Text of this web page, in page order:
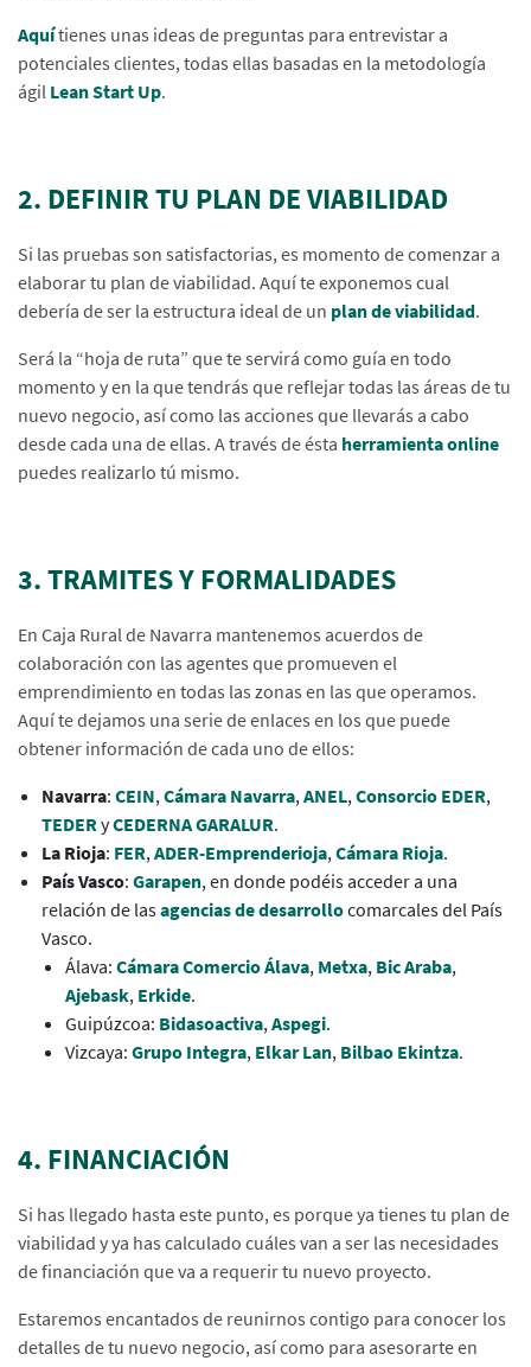
Aquítienes unas ideas de preguntas para entrevistar a
potenciales clientes, todas ellas basadas en la metodología
ágil Lean Start Up.
2. DEFINIR TU PLAN DE VIABILIDAD
Si las pruebas son satisfactorias, es momento de comenzar a
elaborar tu plan de viabilidad. Aquí te exponemos cual
debería de ser la estructura ideal de un plan de viabilidad.
Será la “hoja de ruta” que te servirá como guía en todo
momento y en la que tendrás que reflejar todas las áreas de tu
nuevo negocio, así como las acciones que llevarás a cabo
desde cada una de ellas. A través de ésta herramienta online
puedes realizarlo tú mismo.
3. TRAMITES Y FORMALIDADES
En Caja Rural de Navarra mantenemos acuerdos de
colaboración con las agentes que promueven el
emprendimiento en todas las zonas en las que operamos.
Aquí te dejamos una serie de enlaces en los que puede
obtener información de cada uno de ellos:
Navarra: CEIN,Cámara Navarra,ANEL,Consorcio EDER,
TEDERyCEDERNA GARALUR.
La Rioja: FER,ADER-Emprenderioja,Cámara Rioja.
País Vasco: Garapen, en donde podéis acceder a una
relación de lasagencias de desarrollocomarcales del País
Vasco.
Álava: Cámara Comercio Álava, Metxa, Bic Araba,
Ajebask, Erkide.
Guipúzcoa: Bidasoactiva,Aspegi.
Vizcaya: Grupo Integra, Elkar Lan, Bilbao Ekintza.
4. FINANCIACIÓN
Si has llegado hasta este punto, es porque ya tienes tu plan de
viabilidad y ya has calculado cuáles van a ser las necesidades
de financiación que va a requerir tu nuevo proyecto.
Estaremos encantados de reunirnos contigo para conocer los
detalles de tu nuevo negocio, así como para asesorarte en